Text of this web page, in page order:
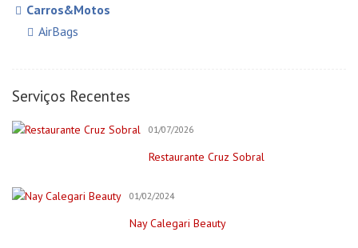
Carros&Motos
AirBags
Pintores
Creche/Jardim Infância
Bar para Eventos
Serviços Recentes
01/07/2026
Restaurante Cruz Sobral
01/02/2024
Nay Calegari Beauty